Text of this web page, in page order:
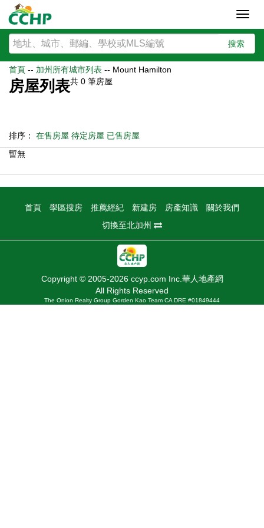
搜索
首頁 -- 加州所有城市列表 -- Mount Hamilton
房屋列表共 0 筆房屋
排序： 在售房屋 待定房屋 已售房屋
暫無
首頁 學區搜房 推薦經紀 新建房 房產知識
關於我們
切換至北加州
Copyright © 2005-2026 ccyp.com Inc.華人地產網
All Rights Reserved
The Onion Realty Group Gorden Kao Team CA DRE #01849444